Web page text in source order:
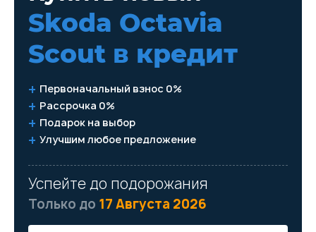
Skoda Octavia
Scout в кредит
Первоначальный взнос 0%
Рассрочка 0%
Подарок на выбор
Улучшим любое предложение
Успейте до подорожания
Только до 17 Августа 2026